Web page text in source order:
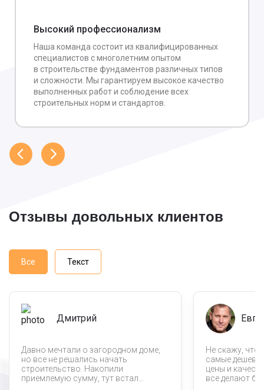
Высокий профессионализм
Наша команда состоит из квалифицированных
специалистов с многолетним опытом
в строительстве фундаментов различных типов
и сложности. Мы гарантируем высокое качество
выполненных работ и соблюдение всех
строительных норм и стандартов.
Отзывы довольных клиентов
Все Текст
Дмитрий
Давно мечтали о загородном доме,
но все не решались начать
строительство. Накопили
приемлемую сумму, тут встал
Не скажу, что
самые
цены и
все делают